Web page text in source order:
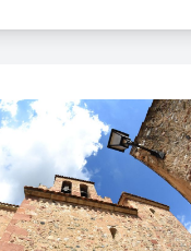
carrer dels Banys.
Felip acabada el 1563.
naus sense absis.La
de tres trams coberts